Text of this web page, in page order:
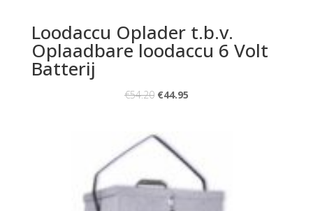
Loodaccu Oplader t.b.v.
Oplaadbare loodaccu 6 Volt
Batterij
€54.20 €44.95